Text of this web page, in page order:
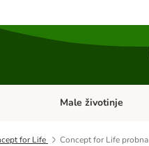
Psi Pregled kategorija:
Male životinje
for Life Concept for Life